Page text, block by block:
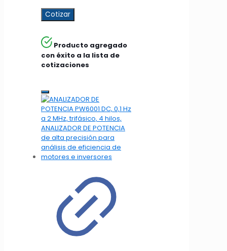
Cotizar
Producto agregado
con éxito a la lista de
cotizaciones